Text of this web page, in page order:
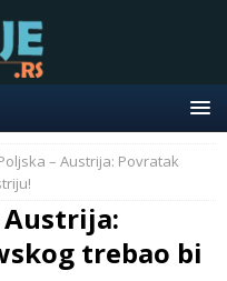
– Austrija: Povratak
Austrija:
trebao bi